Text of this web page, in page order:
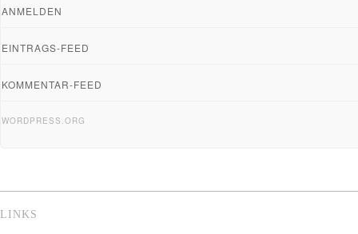
ANMELDEN
EINTRAGS-FEED
KOMMENTAR-FEED
WORDPRESS.ORG
LINKS